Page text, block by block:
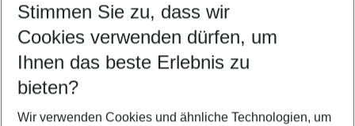
Abflughafen wählen
Beliebiger Abflughafen
Reisezeitraum wählen
11.08.26– 09.08.27 5-8 Nächte
2 Erwachsene Keine Kinder
Stimmen Sie zu, dass wir
Cookies verwenden dürfen, um
Ihnen das beste Erlebnis zu
bieten?
Wir verwenden Cookies und ähnliche Technologien, um